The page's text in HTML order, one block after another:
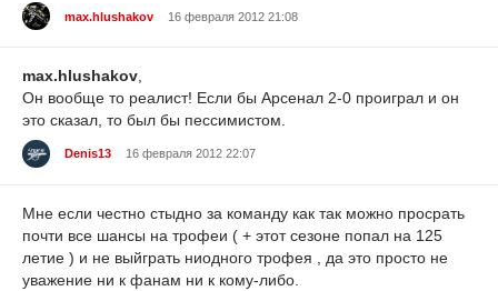
max.hlushakov 16 февраля 2012 21:08
max.hlushakov,
Он вообще то реалист! Если бы Арсенал 2-0 проиграл и он
это сказал, то был бы пессимистом.
Denis13 16 февраля 2012 22:07
Мне если честно стыдно за команду как так можно просрать
почти все шансы на трофеи ( + этот сезоне попал на 125
летие ) и не выйграть ниодного трофея , да это просто не
уважение ни к фанам ни к кому-либо.